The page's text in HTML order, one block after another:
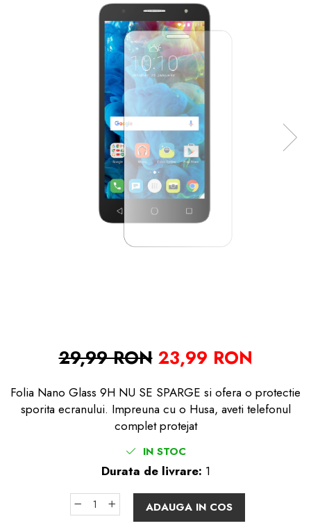
29,99 RON 23,99 RON
Folia Nano Glass 9H NU SE SPARGE si ofera o protectie
sporita ecranului. Impreuna cu o Husa, aveti telefonul
complet protejat
IN STOC
Durata de livrare: 1
ADAUGA IN COS